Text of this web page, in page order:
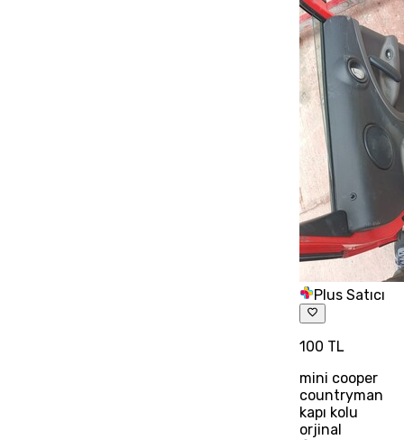
Plus Satıcı
100 TL
mini cooper
countryman
kapı kolu
orjinal